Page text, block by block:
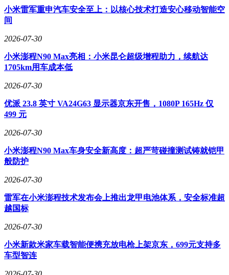
小米雷军重申汽车安全至上：以核心技术打造安心移动智能空
间
2026-07-30
小米澎程N90 Max亮相：小米昆仑超级增程助力，续航达
1705km用车成本低
2026-07-30
优派 23.8 英寸 VA24G63 显示器京东开售，1080P 165Hz 仅
499 元
2026-07-30
小米澎程N90 Max车身安全新高度：超严苛碰撞测试铸就铠甲
般防护
2026-07-30
雷军在小米澎程技术发布会上推出龙甲电池体系，安全标准超
越国标
2026-07-30
小米新款米家车载智能便携充放电枪上架京东，699元支持多
车型智连